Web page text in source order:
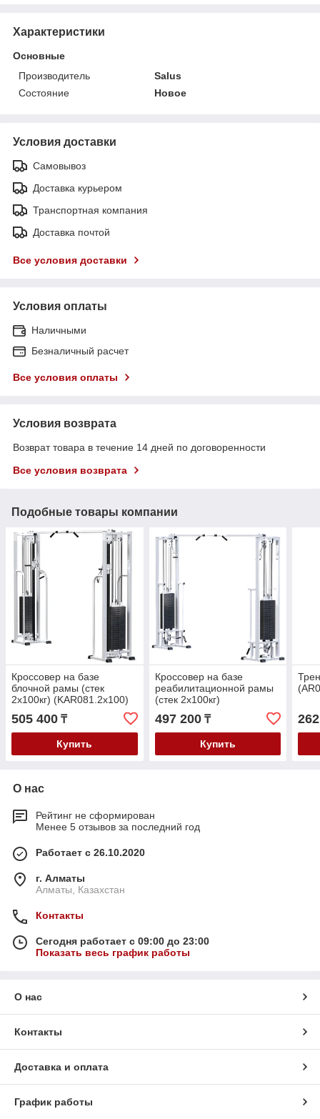
Характеристики
Основные
Производитель
Salus
Состояние
Новое
Условия доставки
Самовывоз
Доставка курьером
Транспортная компания
Доставка почтой
Все условия доставки
Условия оплаты
Наличными
Безналичный расчет
Все условия оплаты
Условия возврата
Возврат товара в течение 14 дней по договоренности
Все условия возврата
Подобные товары компании
Кроссовер на базе
блочной рамы (стек
2х100кг) (KAR081.2х100)
505 400 ₸
Купить
Кроссовер на базе
реабилитационной рамы
(стек 2х100кг)
(KAR082.2х100)
497 200₸
Купить
О нас
Рейтинг не сформирован
Менее 5 отзывов за последний год
Работает с 26.10.2020
г. Алматы
Алматы, Казахстан
Контакты
Сегодня работает с 09:00 до 23:00
Показать весь график работы
О нас
Контакты
Доставка и оплата
График работы